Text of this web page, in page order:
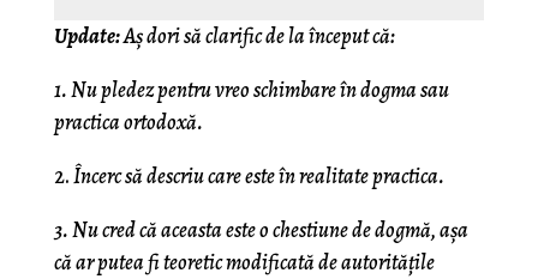
Update:Aș dori să clarific de la început că:
1. Nu pledez pentru vreo schimbare în dogma sau
practica ortodoxă.
2.Încerc să descriu care este în realitate practica.
3. Nu cred că aceasta este o chestiune de dogmă, așa
că ar putea fi teoretic modificată de autoritățile